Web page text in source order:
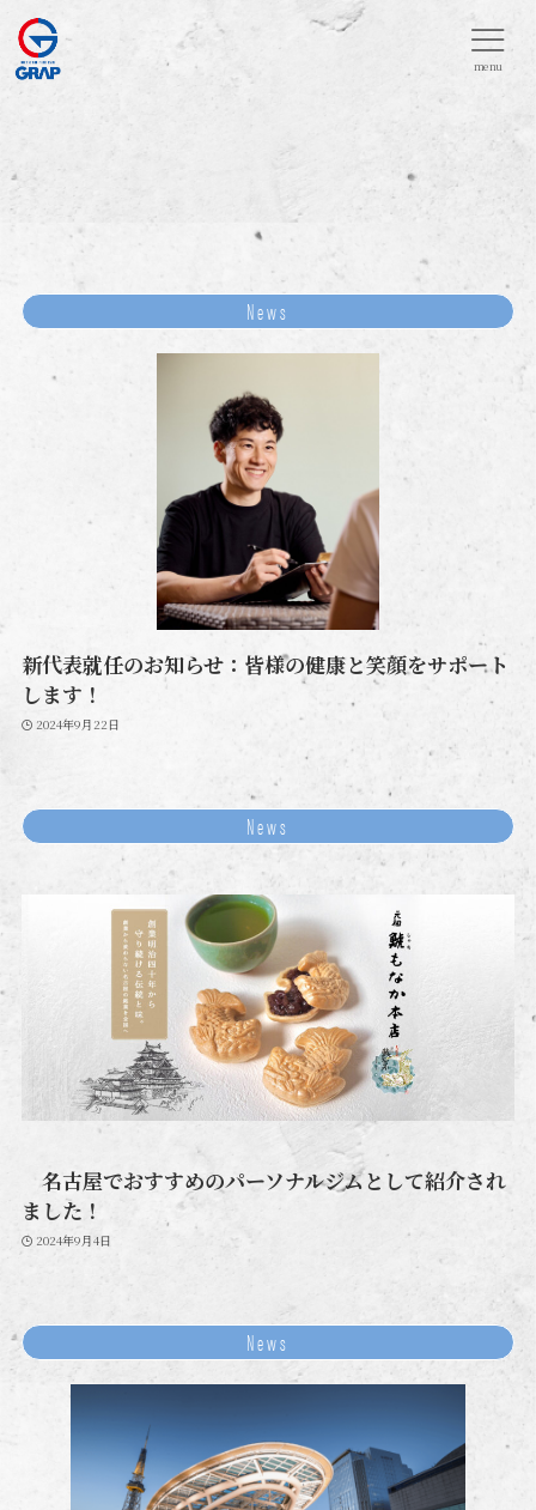
menu
News
新代表就任のお知らせ：皆様の健康と笑顔をサポート
します！
2024年9月22日
News
名古屋でおすすめのパーソナルジムとして紹介され
ました！
2024年9月4日
News